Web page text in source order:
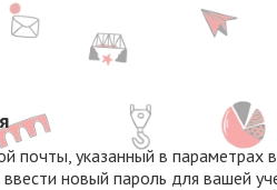
почты, указанный в
новый пароль для вашей